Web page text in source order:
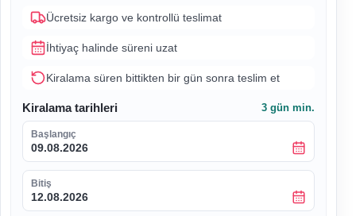
Ücretsiz kargo ve kontrollü teslimat
İhtiyaç halinde süreni uzat
Kiralama süren bittikten bir gün sonra teslim et
Kiralama tarihleri 3 gün min.
Başlangıç
09.08.2026
Bitiş
12.08.2026